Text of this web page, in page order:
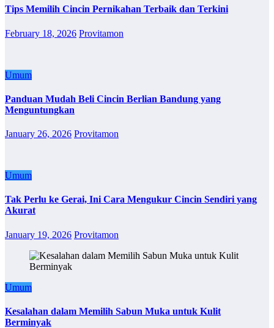
Tips Memilih Cincin Pernikahan Terbaik dan Terkini
February 18, 2026 Provitamon
Umum
Panduan Mudah Beli Cincin Berlian Bandung yang
Menguntungkan
January 26, 2026 Provitamon
Umum
Tak Perlu ke Gerai, Ini Cara Mengukur Cincin Sendiri yang
Akurat
January 19, 2026 Provitamon
Umum
Kesalahan dalam Memilih Sabun Muka untuk Kulit
Berminyak